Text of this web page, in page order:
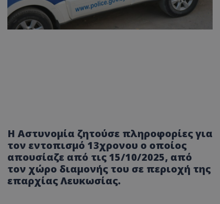
Η Αστυνομία ζητούσε πληροφορίες για
τον εντοπισμό 13χρονου ο οποίος
απουσίαζε από τις 15/10/2025, από
τον χώρο διαμονής του σε περιοχή της
επαρχίας Λευκωσίας.